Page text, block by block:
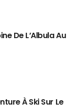
De L’Albula Au
À Ski Sur Le